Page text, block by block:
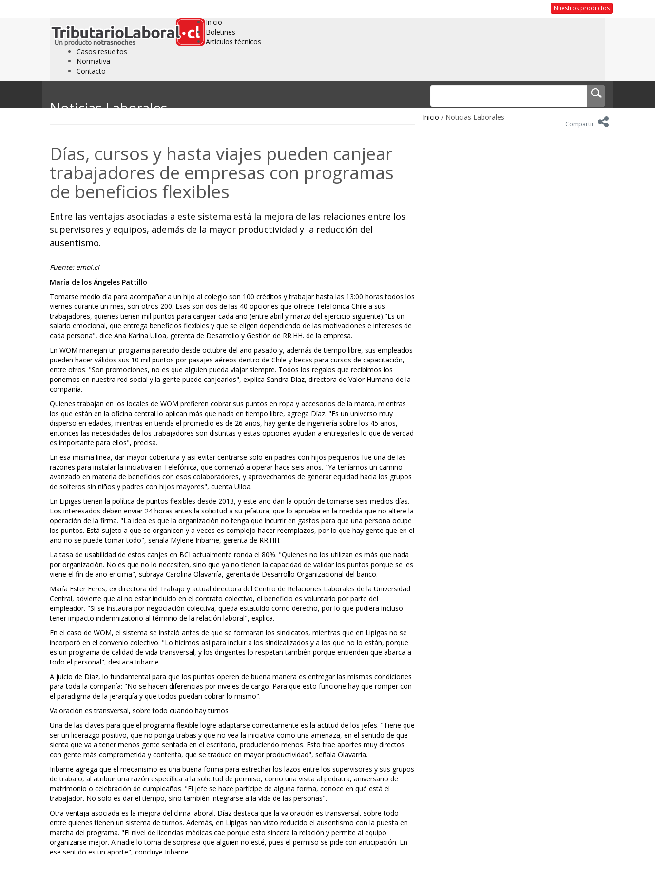
Nuestros productos
Inicio
Boletines
Artículos técnicos
Casos resueltos
Normativa
Contacto
Noticias Laborales
Inicio / Noticias Laborales
Compartir
Días, cursos y hasta viajes pueden canjear
trabajadores de empresas con programas
de beneficios flexibles
Entre las ventajas asociadas a este sistema está la mejora de las relaciones entre los
supervisores y equipos, además de la mayor productividad y la reducción del
ausentismo.
Fuente: emol.cl
María de los Ángeles Pattillo
Tomarse medio día para acompañar a un hijo al colegio son 100 créditos y trabajar hasta las 13:00 horas todos los
viernes durante un mes, son otros 200. Esas son dos de las 40 opciones que ofrece Telefónica Chile a sus
trabajadores, quienes tienen mil puntos para canjear cada año (entre abril y marzo del ejercicio siguiente)."Es un
salario emocional, que entrega beneficios flexibles y que se eligen dependiendo de las motivaciones e intereses de
cada persona", dice Ana Karina Ulloa, gerenta de Desarrollo y Gestión de RR.HH. de la empresa.
En WOM manejan un programa parecido desde octubre del año pasado y, además de tiempo libre, sus empleados
pueden hacer válidos sus 10 mil puntos por pasajes aéreos dentro de Chile y becas para cursos de capacitación,
entre otros. "Son promociones, no es que alguien pueda viajar siempre. Todos los regalos que recibimos los
ponemos en nuestra red social y la gente puede canjearlos", explica Sandra Díaz, directora de Valor Humano de la
compañía.
Quienes trabajan en los locales de WOM prefieren cobrar sus puntos en ropa y accesorios de la marca, mientras
los que están en la oficina central lo aplican más que nada en tiempo libre, agrega Díaz. "Es un universo muy
disperso en edades, mientras en tienda el promedio es de 26 años, hay gente de ingeniería sobre los 45 años,
entonces las necesidades de los trabajadores son distintas y estas opciones ayudan a entregarles lo que de verdad
es importante para ellos", precisa.
En esa misma línea, dar mayor cobertura y así evitar centrarse solo en padres con hijos pequeños fue una de las
razones para instalar la iniciativa en Telefónica, que comenzó a operar hace seis años. "Ya teníamos un camino
avanzado en materia de beneficios con esos colaboradores, y aprovechamos de generar equidad hacia los grupos
de solteros sin niños y padres con hijos mayores", cuenta Ulloa.
En Lipigas tienen la política de puntos flexibles desde 2013, y este año dan la opción de tomarse seis medios días.
Los interesados deben enviar 24 horas antes la solicitud a su jefatura, que lo aprueba en la medida que no altere la
operación de la firma. "La idea es que la organización no tenga que incurrir en gastos para que una persona ocupe
los puntos. Está sujeto a que se organicen y a veces es complejo hacer reemplazos, por lo que hay gente que en el
año no se puede tomar todo", señala Mylene Iribarne, gerenta de RR.HH.
La tasa de usabilidad de estos canjes en BCI actualmente ronda el 80%. "Quienes no los utilizan es más que nada
por organización. No es que no lo necesiten, sino que ya no tienen la capacidad de validar los puntos porque se les
viene el fin de año encima", subraya Carolina Olavarría, gerenta de Desarrollo Organizacional del banco.
María Ester Feres, ex directora del Trabajo y actual directora del Centro de Relaciones Laborales de la Universidad
Central, advierte que al no estar incluido en el contrato colectivo, el beneficio es voluntario por parte del
empleador. "Si se instaura por negociación colectiva, queda estatuido como derecho, por lo que pudiera incluso
tener impacto indemnizatorio al término de la relación laboral", explica.
En el caso de WOM, el sistema se instaló antes de que se formaran los sindicatos, mientras que en Lipigas no se
incorporó en el convenio colectivo. "Lo hicimos así para incluir a los sindicalizados y a los que no lo están, porque
es un programa de calidad de vida transversal, y los dirigentes lo respetan también porque entienden que abarca a
todo el personal", destaca Iribarne.
A juicio de Díaz, lo fundamental para que los puntos operen de buena manera es entregar las mismas condiciones
para toda la compañía: "No se hacen diferencias por niveles de cargo. Para que esto funcione hay que romper con
el paradigma de la jerarquía y que todos puedan cobrar lo mismo".
Valoración es transversal, sobre todo cuando hay turnos
Una de las claves para que el programa flexible logre adaptarse correctamente es la actitud de los jefes. "Tiene que
ser un liderazgo positivo, que no ponga trabas y que no vea la iniciativa como una amenaza, en el sentido de que
sienta que va a tener menos gente sentada en el escritorio, produciendo menos. Esto trae aportes muy directos
con gente más comprometida y contenta, que se traduce en mayor productividad", señala Olavarría.
Iribarne agrega que el mecanismo es una buena forma para estrechar los lazos entre los supervisores y sus grupos
de trabajo, al atribuir una razón específica a la solicitud de permiso, como una visita al pediatra, aniversario de
matrimonio o celebración de cumpleaños. "El jefe se hace partícipe de alguna forma, conoce en qué está el
trabajador. No solo es dar el tiempo, sino también integrarse a la vida de las personas".
Otra ventaja asociada es la mejora del clima laboral. Díaz destaca que la valoración es transversal, sobre todo
entre quienes tienen un sistema de turnos. Además, en Lipigas han visto reducido el ausentismo con la puesta en
marcha del programa. "El nivel de licencias médicas cae porque esto sincera la relación y permite al equipo
organizarse mejor. A nadie lo toma de sorpresa que alguien no esté, pues el permiso se pide con anticipación. En
ese sentido es un aporte", concluye Iribarne.